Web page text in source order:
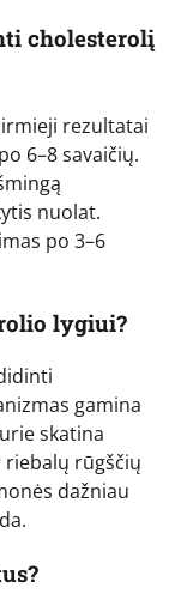
cholesterolį
rezultatai
6–8 savaičių.
nuolat.
po 3–6
lygiui?
gamina
skatina
riebalų rūgščių
dažniau